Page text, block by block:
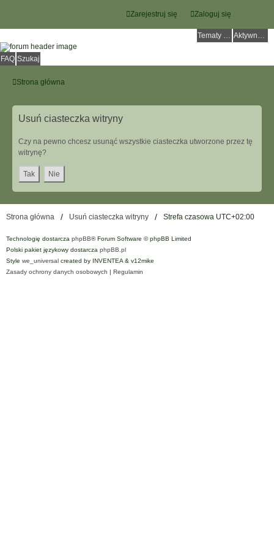
Zaloguj się
Zarejestruj się
Tematy bez odpowiedzi Aktywne tematy
FAQ Szukaj
Strona główna
Usuń ciasteczka witryny
Czy na pewno chcesz usunąć wszystkie ciasteczka utworzone przez tę
witrynę?
Strona główna Usuń ciasteczka witryny Strefa czasowa UTC+02:00
Technologię dostarcza phpBB® Forum Software © phpBB Limited
Polski pakiet językowy dostarcza phpBB.pl
Style we_universal created by INVENTEA & v12mike
Zasady ochrony danych osobowych | Regulamin